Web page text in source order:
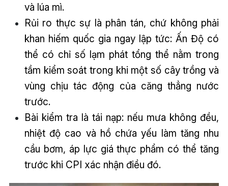
và lúa mì.
Rủi ro thực sự là phân tán, chứ không phải
khan hiếm quốc gia ngay lập tức: Ấn Độ có
thể có chỉ số lạm phát tổng thể nằm trong
tầm kiểm soát trong khi một số cây trồng và
vùng chịu tác động của căng thẳng nước
trước.
Bài kiểm tra là tái nạp: nếu mưa không đều,
nhiệt độ cao và hồ chứa yếu làm tăng nhu
cầu bơm, áp lực giá thực phẩm có thể tăng
trước khi CPI xác nhận điều đó.